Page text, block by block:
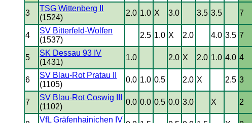
3
TSG Wittenberg II
(1524)
2.0 1.0 X 3.0 3.5 3.5 7
4
SV Bitterfeld-Wolfen
(1537)
2.5 1.0 X 2.0 4.0 3.5 7
5
SK Dessau 93 IV
(1431)
1.0 2.0 X 2.0 1.0 4.0 4
6
SV Blau-Rot Pratau II
(1105)
0.0 1.0 0.5 2.0 X 2.5 3
7
SV Blau-Rot Coswig III
(1102)
0.0 0.0 0.5 0.0 3.0 X 2
VfL Gräfenhainichen IV